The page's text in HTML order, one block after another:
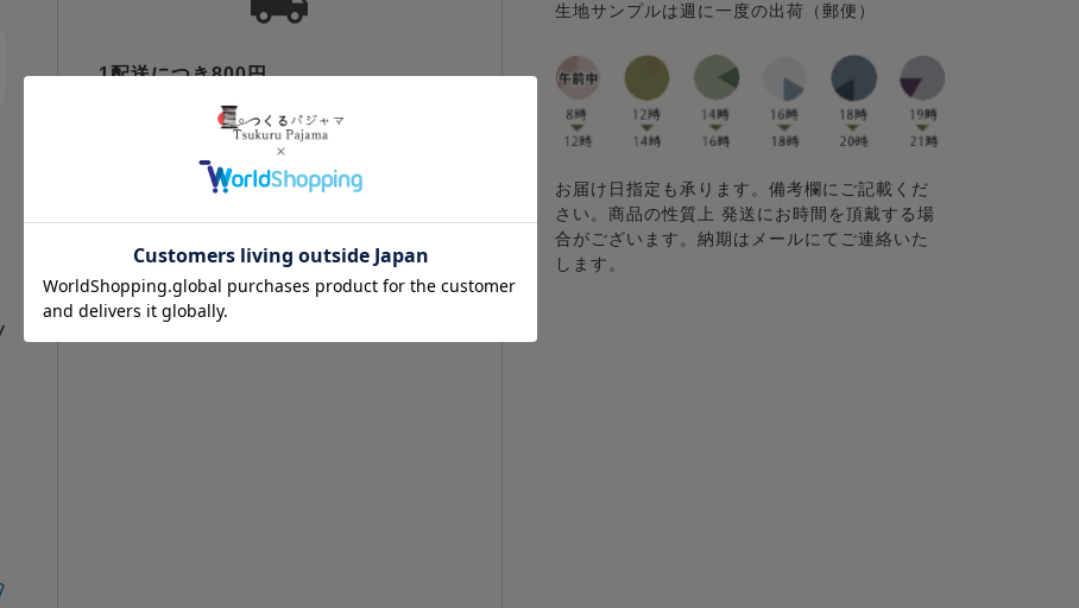
1配送につき800円
税込22,000円以上
北海道・沖縄・離島へは別途800円
税込22,000円以上で 送料無料
日本郵便にてお届け予定です。ご指定はでき
生地サンプルは週に一度の出荷（郵便）
お届け日指定も承ります。備考欄にご記載くだ
さい。商品の性質上 発送にお時間を頂戴する場
合がございます。納期はメールにてご連絡いた
します。